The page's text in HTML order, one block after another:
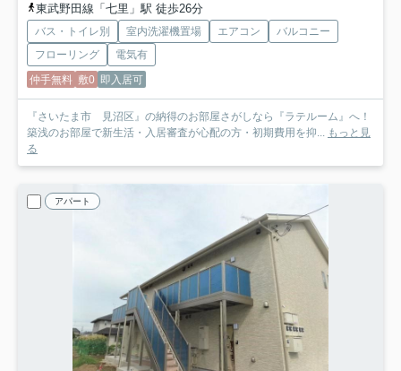
東武野田線「七里」駅 徒歩26分
バス・トイレ別 室内洗濯機置場 エアコン
バルコニー
フローリング
電気有
仲手無料 敷0 即入居可
『さいたま市 見沼区』の納得のお部屋さがしなら『ラテルーム』へ！
築浅のお部屋で新生活・入居審査が心配の方・初期費用を抑... もっと見
る
アパート